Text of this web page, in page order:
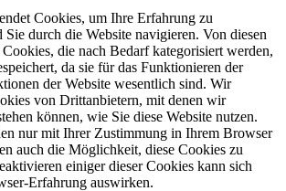
Cookies, um Ihre Erfahrung zu
Sie durch die Website navigieren. Von diesen
die nach Bedarf kategorisiert werden,
da sie für das Funktionieren der
der Website wesentlich sind. Wir
von Drittanbietern, mit denen wir
können, wie Sie diese Website nutzen.
nur mit Ihrer Zustimmung in Ihrem Browser
auch die Möglichkeit, diese Cookies zu
einiger dieser Cookies kann sich
Erfahrung auswirken.